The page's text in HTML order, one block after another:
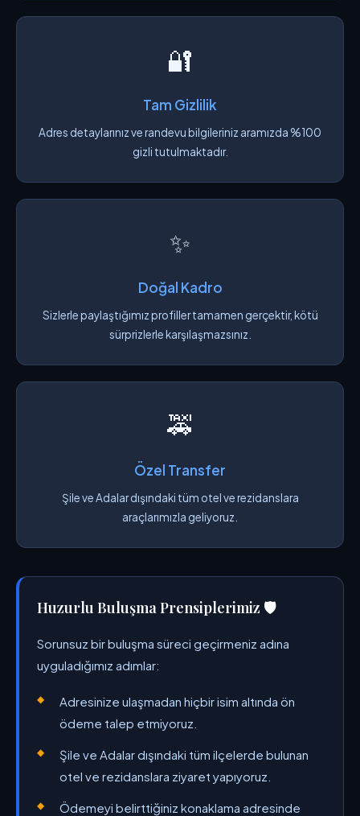
🔐
Tam Gizlilik
Adres detaylarınız ve randevu bilgileriniz aramızda %100
gizli tutulmaktadır.
✨
Doğal Kadro
Sizlerle paylaştığımız profiller tamamen gerçektir, kötü
sürprizlerle karşılaşmazsınız.
🚕
Özel Transfer
Şile ve Adalar dışındaki tüm otel ve rezidanslara
araçlarımızla geliyoruz.
Huzurlu Buluşma Prensiplerimiz 🛡️
Sorunsuz bir buluşma süreci geçirmeniz adına
uyguladığımız adımlar:
Adresinize ulaşmadan hiçbir isim altında ön
ödeme talep etmiyoruz.
Şile ve Adalar dışındaki tüm ilçelerde bulunan
otel ve rezidanslara ziyaret yapıyoruz.
Ödemeyi belirttiğiniz konaklama adresinde